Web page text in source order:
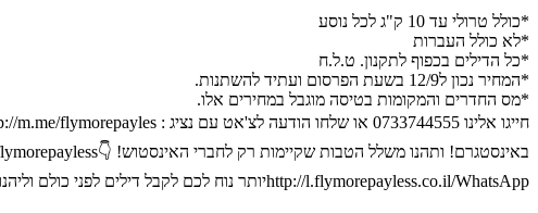
*כולל טרולי עד 10 ק"ג לכל נוסע
*לא כולל העברות
*כל הדילים בכפוף לתקנון. ט.ל.ח
*המחיר נכון ל12/9 בשעת הפרסום ועתיד להשתנות.
*מס החדרים והמקומות בטיסה מוגבל במחירים אלו.
http://l.flymorepayless.co.il/WhatsAppיותר נוח לכם לקבל דילים לפני כולם וליהנות מהטבות בקבוצה שלנו בטלגרם? כנסו 👇https://t.me/+tYK_tz9blSo2MTc0